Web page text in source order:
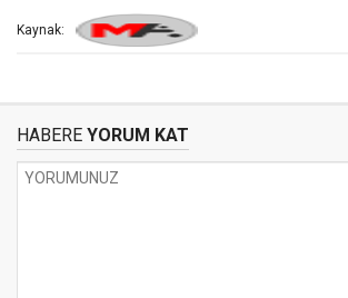
Kaynak:
HABERE YORUM KAT